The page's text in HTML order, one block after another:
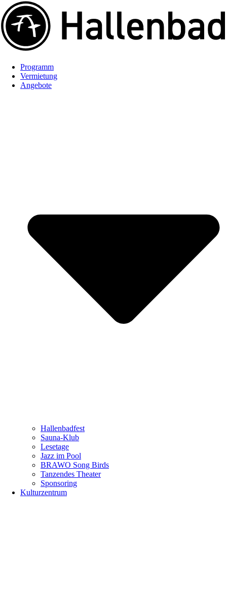
Programm
Vermietung
Angebote
Hallenbadfest
Sauna-Klub
Lesetage
Jazz im Pool
BRAWO Song Birds
Tanzendes Theater
Sponsoring
Kulturzentrum